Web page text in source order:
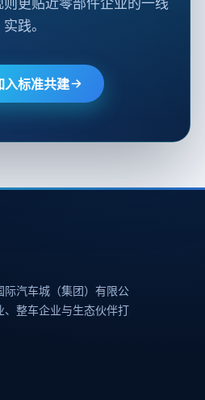
实践。
入标准共建
汽车城（集团）有限公
整车企业与生态伙伴打